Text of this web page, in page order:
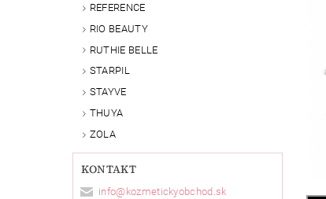
REFERENCE
RIO BEAUTY
RUTHIE BELLE
STARPIL
STAYVE
THUYA
ZOLA
KONTAKT
info@ kozmetickyobchod.sk